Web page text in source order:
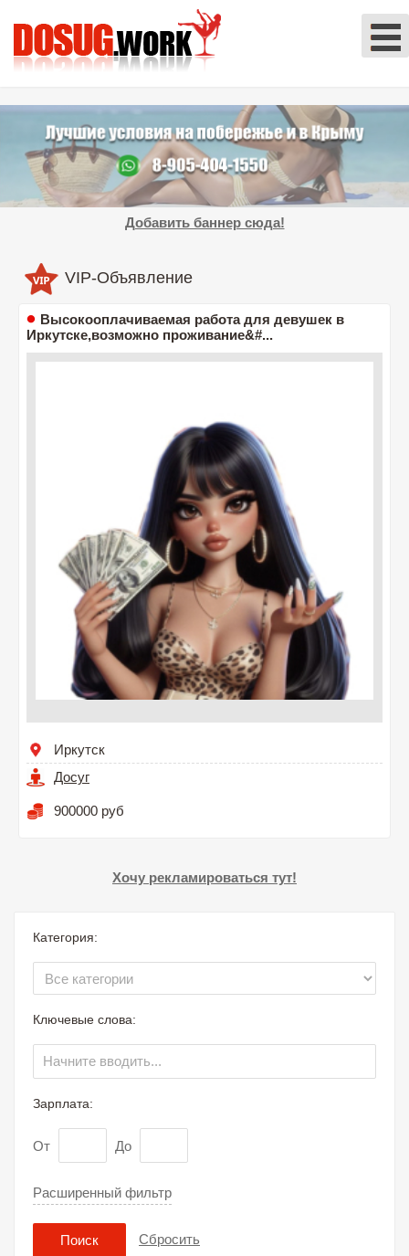
Добавить баннер сюда!
VIP-Объявление
Высокооплачиваемая работа для девушек в
Иркутске,возможно проживание&#...
Иркутск
Досуг
900000 руб
Хочу рекламироваться тут!
Категория:
Ключевые слова:
Зарплата:
От До
Расширенный фильтр
Поиск Сбросить